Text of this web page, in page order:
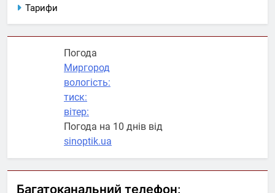
Тарифи
Погода
Миргород
вологість:
тиск:
вітер:
Погода на 10 днів від
sinoptik.ua
Багатоканальний телефон: